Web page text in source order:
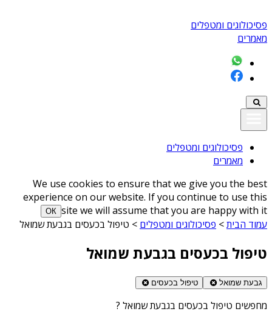
פסיכולוגים ומטפלים
מאמרים
פסיכולוגים ומטפלים
מאמרים
We use cookies to ensure that we give you the best
experience on our website. If you continue to use this
site we will assume that you are happy with it
ОК
עמוד הבית> פסיכולוגים ומטפלים > טיפול בכעסים בגבעת שמואל
טיפול בכעסים בגבעת שמואל
גבעת שמואל טיפול בכעסים
מחפשים טיפול בכעסים בגבעת שמואל ?